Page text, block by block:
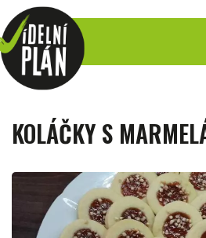
KOLÁČKY S